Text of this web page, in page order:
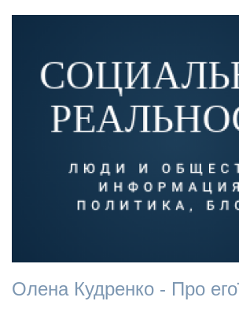
Олена Кудренко - Про